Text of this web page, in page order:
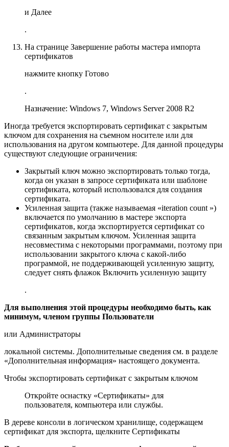
и Далее
.
На странице Завершение работы мастера импорта
сертификатов
нажмите кнопку Готово
.
Назначение: Windows 7, Windows Server 2008 R2
Иногда требуется экспортировать сертификат с закрытым
ключом для сохранения на съемном носителе или для
использования на другом компьютере. Для данной процедуры
существуют следующие ограничения:
Закрытый ключ можно экспортировать только тогда,
когда он указан в запросе сертификата или шаблоне
сертификата, который использовался для создания
сертификата.
Усиленная защита (также называемая «iteration count»)
включается по умолчанию в мастере экспорта
сертификатов, когда экспортируется сертификат со
связанным закрытым ключом. Усиленная защита
несовместима с некоторыми программами, поэтому при
использовании закрытого ключа с какой-либо
программой, не поддерживающей усиленную защиту,
следует снять флажок Включить усиленную защиту
.
Для выполнения этой процедуры необходимо быть, как
минимум, членом группы Пользователи
или Администраторы
локальной системы. Дополнительные сведения см. в разделе
«Дополнительная информация» настоящего документа.
Чтобы экспортировать сертификат с закрытым ключом
Откройте оснастку «Сертификаты» для
пользователя, компьютера или службы.
В дереве консоли в логическом хранилище, содержащем
сертификат для экспорта, щелкните Сертификаты